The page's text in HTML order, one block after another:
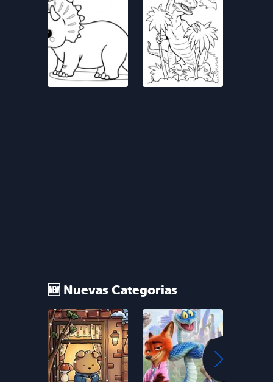
🆕 Nuevas Categorias